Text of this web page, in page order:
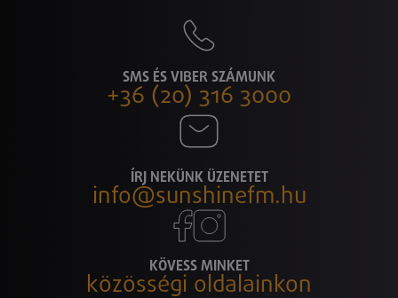
SMS ÉS VIBER SZÁMUNK
+36 (20) 316 3000
ÍRJ NEKÜNK ÜZENETET
info@sunshinefm.hu
KÖVESS MINKET
közösségi oldalainkon